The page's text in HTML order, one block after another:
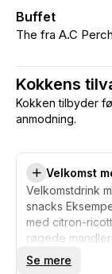
Buffet
The fra A.C
Kokkens
Kokken tilbyder
anmodning.
Velkomst
Velkomstdrink
snacks
med citron-
røgede
tærter med
Se mere